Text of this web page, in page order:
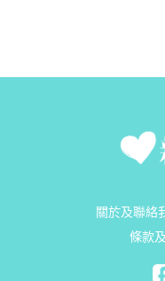
關於及聯絡
條款